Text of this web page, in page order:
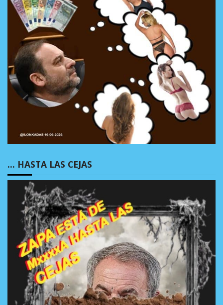
… HASTA LAS CEJAS